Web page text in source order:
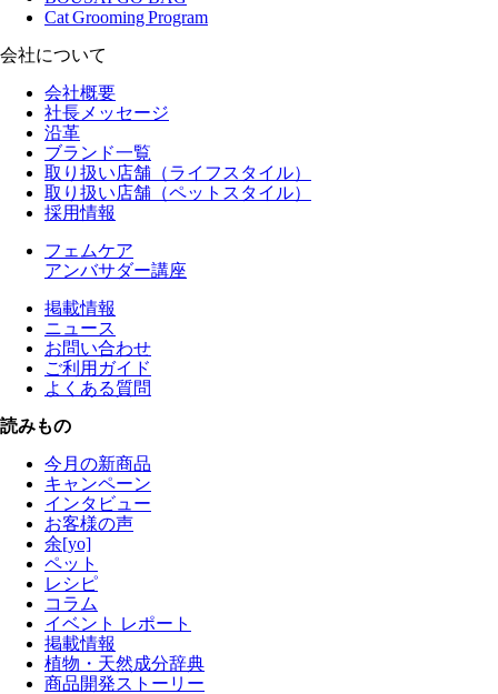
Cat Grooming Program
会社について
会社概要
社長メッセージ
沿革
ブランド一覧
取り扱い店舗（ライフスタイル）
取り扱い店舗（ペットスタイル）
採用情報
フェムケア
アンバサダー講座
掲載情報
ニュース
お問い合わせ
ご利用ガイド
よくある質問
読みもの
今月の新商品
キャンペーン
インタビュー
お客様の声
余[yo]
ペット
レシピ
コラム
イベント レポート
掲載情報
植物・天然成分辞典
商品開発ストーリー